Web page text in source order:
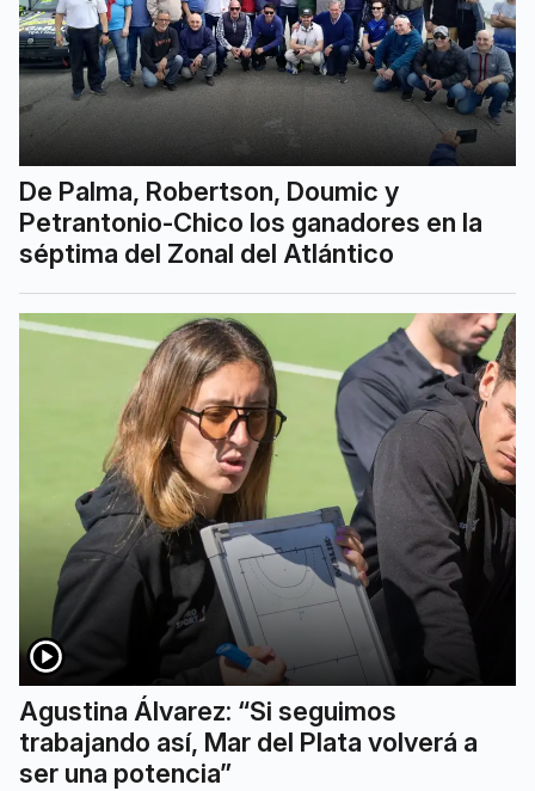
De Palma, Robertson, Doumic y
Petrantonio-Chico los ganadores en la
séptima del Zonal del Atlántico
Agustina Álvarez: “Si seguimos
trabajando así, Mar del Plata volverá a
ser una potencia”